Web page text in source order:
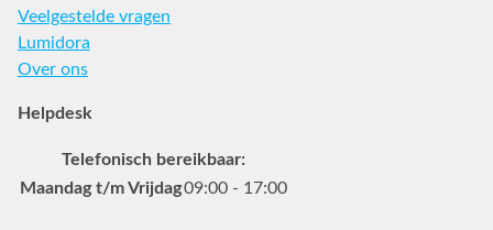
Veelgestelde vragen
Lumidora
Over ons
Helpdesk
Telefonisch bereikbaar:
Maandag t/m Vrijdag09:00 - 17:00